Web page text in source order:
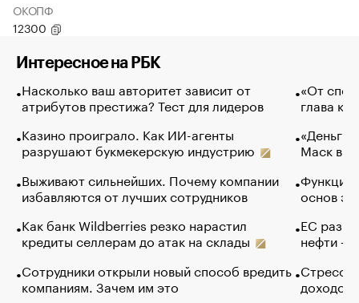
ОКОПФ
12300
Интересное на РБК
Насколько ваш авторитет зависит от
атрибутов престижа? Тест для лидеров
Казино проиграло. Как ИИ-агенты
разрушают букмекерскую индустрию
Выживают сильнейших. Почему компании
избавляются от лучших сотрудников
Как банк Wildberries резко нарастил
кредиты селлерам до атак на склады
Сотрудники открыли новый способ вредить
компаниям. Зачем им это
«От
глава
«Деньги
Маск в
Функции
основ
ЕС
нефти —
Стресс
доходов